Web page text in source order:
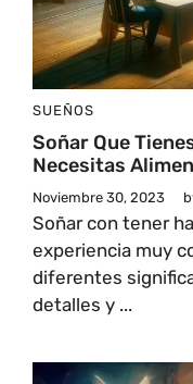
SUEÑOS
Soñar Que
Necesitas
Noviembre 30, 2023
Soñar con tener
experiencia muy
diferentes
detalles y ...